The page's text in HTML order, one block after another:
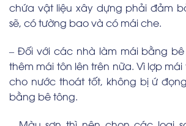
chứa vật liệu xây dựng phải đảm
sẽ, có tường bao và có mái che.
– Đối với các nhà làm mái bằng
thêm mái tôn lên trên nữa. Vì lợp
cho nước thoát tốt, không bị ứ
bằng bê tông.